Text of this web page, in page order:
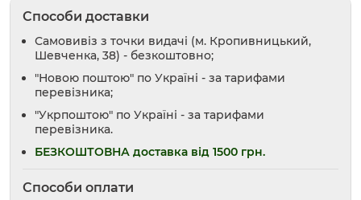
Способи доставки
Самовивіз з точки видачі (м. Кропивницький,
Шевченка, 38) - безкоштовно;
"Новою поштою" по Україні - за тарифами
перевізника;
"Укрпоштою" по Україні - за тарифами
перевізника.
БЕЗКОШТОВНА доставка від 1500 грн.
Способи оплати